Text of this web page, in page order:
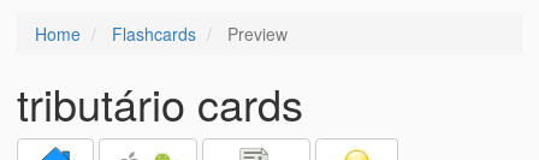
Home Flashcards Preview
tributário cards